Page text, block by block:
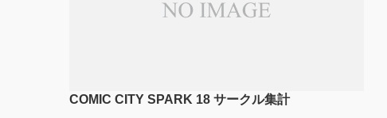
COMIC CITY SPARK 18 サークル集計